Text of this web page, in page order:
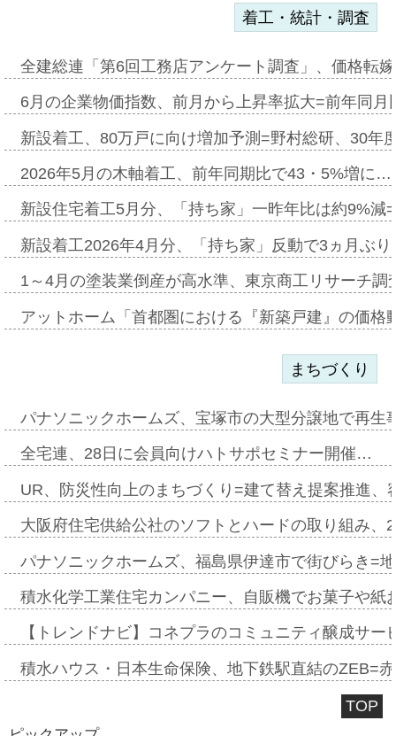
着工・統計・調査
全建総連「第6回工務店アンケート調査」、価格転
6月の企業物価指数、前月から上昇率拡大=前年同
新設着工、80万戸に向け増加予測=野村総研、30年
2026年5月の木軸着工、前年同期比で43・5%増に…
新設住宅着工5月分、「持ち家」一昨年比は約9%
新設着工2026年4月分、「持ち家」反動で3ヵ月ぶ
1～4月の塗装業倒産が高水準、東京商工リサーチ
アットホーム「首都圏における『新築戸建』の価
まちづくり
パナソニックホームズ、宝塚市の大型分譲地で再
全宅連、28日に会員向けハトサポセミナー開催…
UR、防災性向上のまちづくり=建て替え提案推進
大阪府住宅供給公社のソフトとハードの取り組み
パナソニックホームズ、福島県伊達市で街びらき=
積水化学工業住宅カンパニー、自販機でお菓子や
【トレンドナビ】コネプラのコミュニティ醸成サ
積水ハウス・日本生命保険、地下鉄駅直結のZEB=
TOP